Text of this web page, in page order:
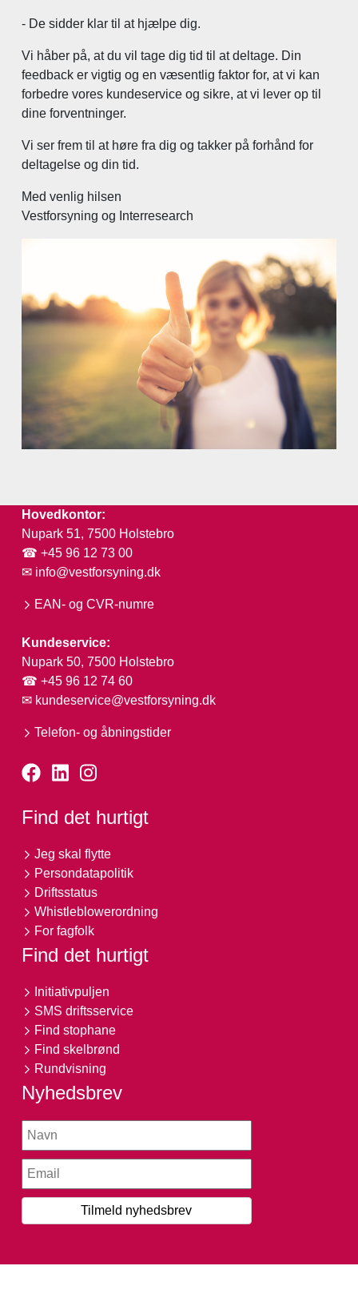
- De sidder klar til at hjælpe dig.
Vi håber på, at du vil tage dig tid til at deltage. Din
feedback er vigtig og en væsentlig faktor for, at vi kan
forbedre vores kundeservice og sikre, at vi lever op til
dine forventninger.
Vi ser frem til at høre fra dig og takker på forhånd for
deltagelse og din tid.
Med venlig hilsen
Vestforsyning og Interresearch
Hovedkontor:
Nupark 51, 7500 Holstebro
☎ +45 96 12 73 00
✉ info@vestforsyning.dk
EAN- og CVR-numre
Kundeservice:
Nupark 50, 7500 Holstebro
☎ +45 96 12 74 60
✉ kundeservice@vestforsyning.dk
Telefon- og åbningstider
Find det hurtigt
Jeg skal flytte
Persondatapolitik
Driftsstatus
Whistleblowerordning
For fagfolk
Find det hurtigt
Initiativpuljen
SMS driftsservice
Find stophane
Find skelbrønd
Rundvisning
Nyhedsbrev